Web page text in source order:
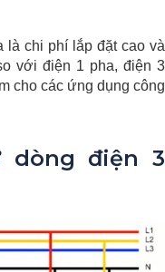
là chi phí lắp đặt cao và
với điện 1 pha, điện 3
cho các ứng dụng công
dòng điện 3